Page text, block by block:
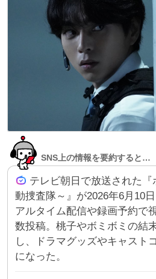
SNS上の情報を要約すると…
テレビ朝日で放送された
動捜査隊～』が2026年6月10
アルタイム配信や録画予約で
数投稿。桃子やボミボミの結
し、ドラマグッズやキャスト
になった。